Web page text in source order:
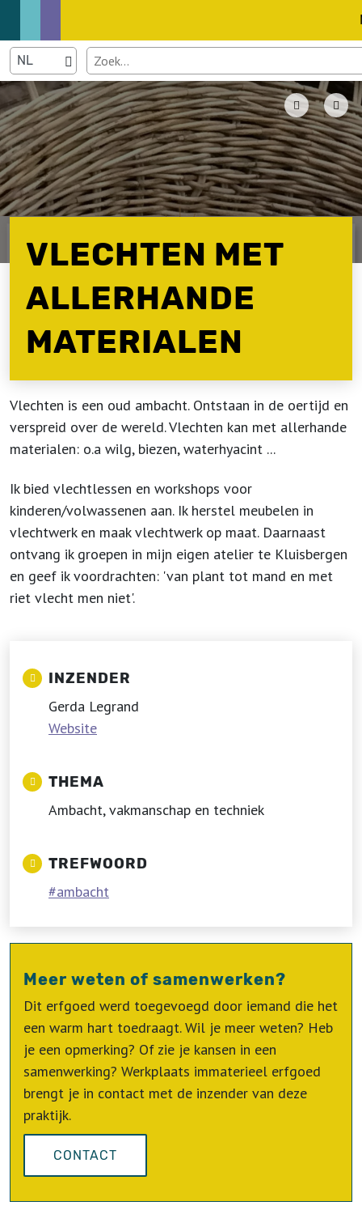
VLECHTEN MET
ALLERHANDE
MATERIALEN
Vlechten is een oud ambacht. Ontstaan in de oertijd en
verspreid over de wereld. Vlechten kan met allerhande
materialen: o.a wilg, biezen, waterhyacint ...
Ik bied vlechtlessen en workshops voor
kinderen/volwassenen aan. Ik herstel meubelen in
vlechtwerk en maak vlechtwerk op maat. Daarnaast
ontvang ik groepen in mijn eigen atelier te Kluisbergen
en geef ik voordrachten: 'van plant tot mand en met
riet vlecht men niet'.
INZENDER
Gerda Legrand
Website
THEMA
Ambacht, vakmanschap en techniek
TREFWOORD
ambacht
Meer weten of samenwerken?
Dit erfgoed werd toegevoegd door iemand die het
een warm hart toedraagt. Wil je meer weten? Heb
je een opmerking? Of zie je kansen in een
samenwerking? Werkplaats immaterieel erfgoed
brengt je in contact met de inzender van deze
praktijk.
CONTACT